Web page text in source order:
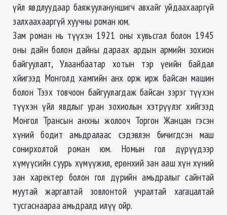
үйл явдлуудаар баяжуулануншигч авхайг уйдаахааргүй
залхаахааргүй хуучны роман юм.
Зам роман нь түүхэн 1921 оны хувьсгал болон 1945
оны дайн болон дайны дараах ардын армийн зохион
байгуулалт, Улаанбаатар хотын тэр үеийн байдал
хйигээд Монголд хамгийн анх орж ирж байсан машин
болон Тээх товчоон байгуулагдаж байсан зэрэг түүхэн
түүхэн үйл явдлыг уран зохиолын хэтрүүлэг хийгээд
Монгол Трансын анхны жолооч Торгон Жанцан гэсэн
хүний бодит амьдралаас сэдэвлэн бичигдсэн маш
сонирхолтой роман юм. Номын гол дүрүүдээр
хүмүүсийн суурь хүмүүжил, ерөнхий зан ааш хүн хүний
зан харектер болон гол дүрийн амьдралыг сайнтай
муутай жаргалтай зовлонтой учралтай хагацалтай
тусгаснаараа амьдралд илүү ойр.